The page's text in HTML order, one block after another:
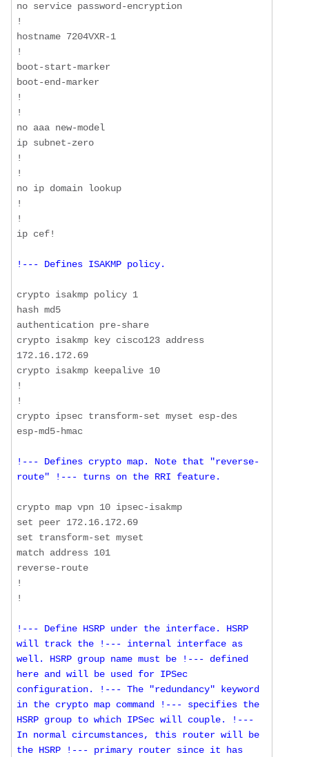
no service password-encryption
!
hostname 7204VXR-1
!
boot-start-marker
boot-end-marker
!
!
no aaa new-model
ip subnet-zero
!
!
no ip domain lookup
!
!
!--- Defines ISAKMP policy.
crypto isakmp policy 1
hash md5
authentication pre-share
crypto isakmp key cisco123 address
172.16.172.69
crypto isakmp keepalive 10
!
!
crypto ipsec transform-set myset esp-des
!--- Defines crypto map. Note that "reverse-
route" !--- turns on the RRI feature.
crypto map vpn 10 ipsec-isakmp
set peer 172.16.172.69
set transform-set myset
match address 101
reverse-route
!
!--- Define HSRP under the interface. HSRP
will track the !--- internal interface as
well. HSRP group name must be !--- defined
here and will be used for IPSec
configuration. !--- The "redundancy" keyword
in the crypto map command !--- specifies the
HSRP group to which IPSec will couple. !---
In normal circumstances, this router will be
the HSRP !--- primary router since it has